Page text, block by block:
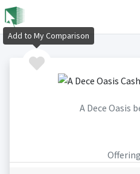
A Dece Oasis
Add to My Comparison